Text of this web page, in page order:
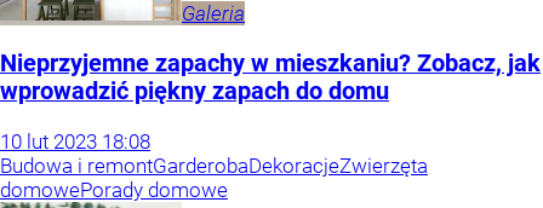
Galeria
Nieprzyjemne zapachy w mieszkaniu? Zobacz, jak
wprowadzić piękny zapach do domu
10 lut 2023 18:08
Budowa i remontGarderobaDekoracjeZwierzęta
domowePorady domowe